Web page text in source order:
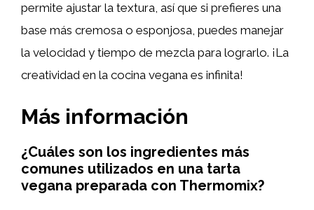
permite ajustar la textura, así que si prefieres una
base más cremosa o esponjosa, puedes manejar
la velocidad y tiempo de mezcla para lograrlo. ¡La
creatividad en la cocina vegana es infinita!
Más información
¿Cuáles son los ingredientes más
comunes utilizados en una tarta
vegana preparada con Thermomix?